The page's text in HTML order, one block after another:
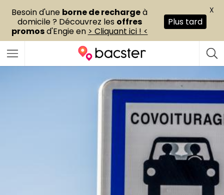
Besoin d'une borne de rechargeà
domicile ? Découvrez les offres
promosd'Engie en > Cliquant ici ! <
Plus tard
X